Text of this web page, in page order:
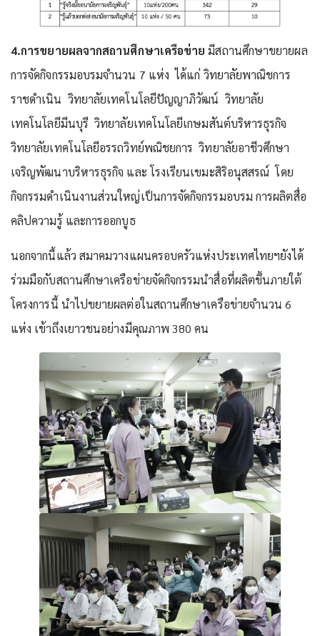
4.การขยายผลจากสถานศึกษาเครือข่าย มีสถานศึกษาขยายผล
การจัดกิจกรรมอบรมจำนวน 7 แห่ง ได้แก่ วิทยาลัยพาณิชการ
ราชดำเนิน วิทยาลัยเทคโนโลยีปัญญาภิวัฒน์ วิทยาลัย
เทคโนโลยีมีนบุรี วิทยาลัยเทคโนโลยีเกษมสันต์บริหารธุรกิจ
วิทยาลัยเทคโนโลยีอรรถวิทย์พณิชยการ วิทยาลัยอาชีวศึกษา
เจริญพัฒนาบริหารธุรกิจ และ โรงเรียนเขมะสิริอนุสสรณ์ โดย
กิจกรรมดำเนินงานส่วนใหญ่เป็นการจัดกิจกรรมอบรม การผลิตสื่อ
คลิปความรู้ และการออกบูธ
นอกจากนี้แล้ว สมาคมวางแผนครอบครัวแห่งประเทศไทยฯยังได้
ร่วมมือกับสถานศึกษาเครือข่ายจัดกิจกรรมนำสื่อที่ผลิตขึ้นภายใต้
โครงการนี้ นำไปขยายผลต่อในสถานศึกษาเครือข่ายจำนวน 6
แห่ง เข้าถึงเยาวชนอย่างมีคุณภาพ 380 คน